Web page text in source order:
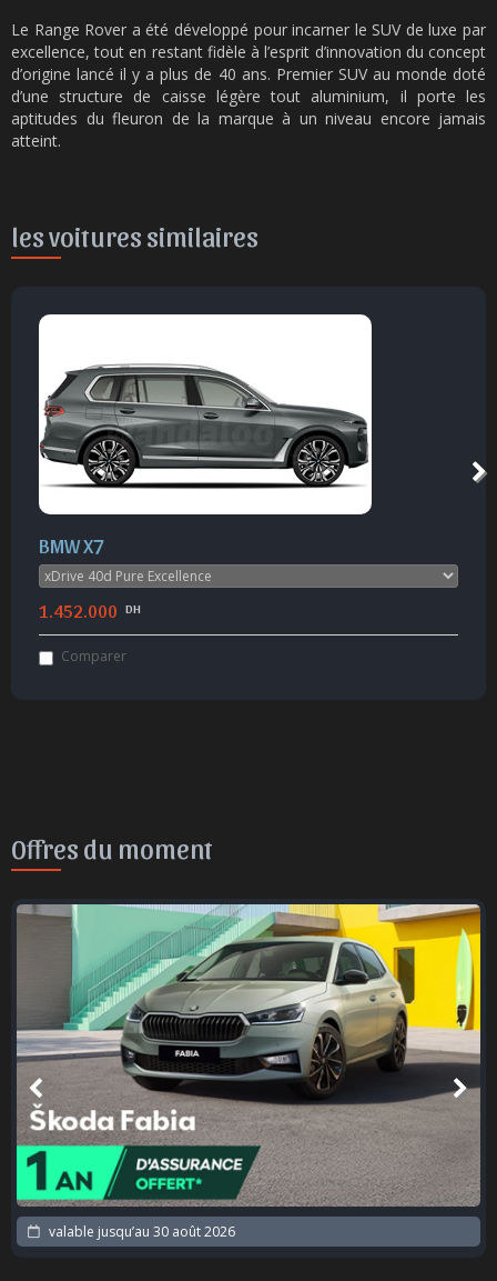
Le Range Rover a été développé pour incarner le SUV de luxe par
excellence, tout en restant fidèle à l’esprit d’innovation du concept
d’origine lancé il y a plus de 40 ans. Premier SUV au monde doté
d’une structure de caisse légère tout aluminium, il porte les
aptitudes du fleuron de la marque à un niveau encore jamais
atteint.
les voitures similaires
BMW X7
1.452.000 DH
Comparer
Offres du moment
valable jusqu’au 30 août 2026